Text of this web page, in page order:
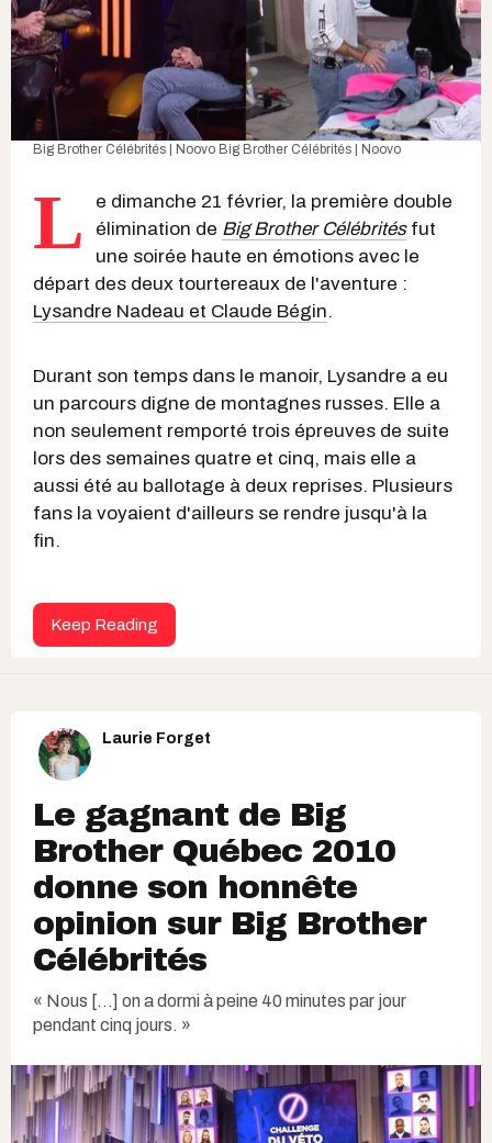
Big Brother Célébrités | Noovo Big Brother Célébrités | Noovo
L
e dimanche 21 février, la première double
élimination de Big Brother Célébritésfut
une soirée haute en émotions avec le
départ des deux tourtereaux de l'aventure :
Lysandre Nadeau et Claude Bégin.
Durant son temps dans le manoir, Lysandre a eu
un parcours digne de montagnes russes. Elle a
non seulement remporté trois épreuves de suite
lors des semaines quatre et cinq, mais elle a
aussi été au ballotage à deux reprises. Plusieurs
fans la voyaient d'ailleurs se rendre jusqu'à la
fin.
Keep Reading
Laurie Forget
Le gagnant de Big
Brother Québec 2010
donne son honnête
opinion sur Big Brother
Célébrités
« Nous [...] on a dormi à peine 40 minutes par jour
pendant cinq jours. »